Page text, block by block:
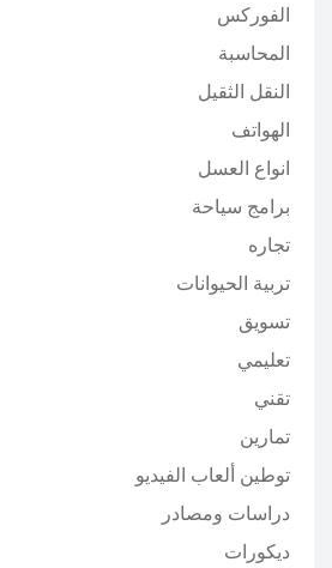
الفوركس
المحاسبة
النقل الثقيل
الهواتف
انواع العسل
برامج سياحة
تجاره
تربية الحيوانات
تسويق
تعليمي
تقني
تمارين
توطين ألعاب الفيديو
دراسات ومصادر
ديكورات